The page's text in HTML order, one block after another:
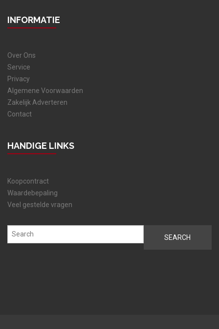
INFORMATIE
Over Ons
Service
Privacy
Algemene Voorwaarden
Zakelijk Adverteren
Contact
HANDIGE LINKS
Koopcontract
Waardebepaling
Veel gestelde vragen